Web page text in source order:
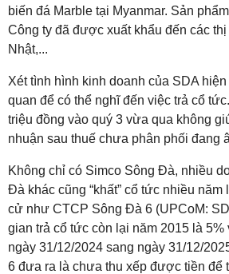
biến đá Marble tại Myanmar. Sản
Công ty đã được xuất khẩu đến các
Nhật,...
Xét tình hình kinh doanh của SDA
quan để có thể nghĩ đến việc trả cổ
triệu đồng vào quý 3 vừa qua không
nhuận sau thuế chưa phân phối đang
Không chỉ có Simco Sông Đà, nhiều
Đà khác cũng “khất” cổ tức nhiều
cử như CTCP Sông Đà 6 (UPCoM:
gian trả cổ tức còn lại năm 2015 là
ngày 31/12/2024 sang ngày 31/12/
6 đưa ra là chưa thu xếp được tiền để